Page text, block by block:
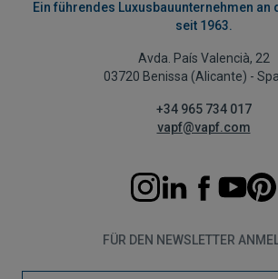
Ein führendes Luxusbauunternehmen an
seit 1963.
Avda. País Valencià, 22
03720 Benissa (Alicante) -
+34 965 734 017
vapf@vapf.com
FÜR DEN NEWSLETTER